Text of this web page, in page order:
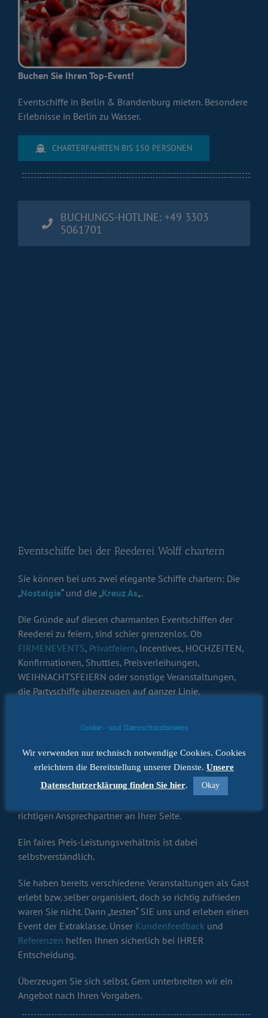
Buchen Sie Ihren Top-Event!
Eventschiffe in Berlin & Brandenburg mieten. Besondere
Erlebnisse in Berlin zu Wasser.
CHARTERFAHRTEN BIS 150 PERSONEN
BUCHUNGS-HOTLINE: +49 3303
5061701
Eventschiffe bei der Reederei Wolff chartern
Sie können bei uns zwei elegante Schiffe chartern: Die
„Nostalgie“ und die „Kreuz As„.
Die Gründe auf diesen charmanten Eventschiffen der
Reederei zu feiern, sind schier grenzenlos. Ob
FIRMENEVENTS, Privatfeiern, Incentives, HOCHZEITEN,
Konfirmationen, Shuttles, Preisverleihungen,
WEIHNACHTSFEIERN oder sonstige Veranstaltungen,
die Partyschiffe überzeugen auf ganzer Linie.
Besatzung? Daher wird unabhängig von gepflegten
Vom Erstgespräch bis zum Abschluss Ihres Events, Sie
richtigen Ansprechpartner an Ihrer Seite.
Ein faires Preis-Leistungsverhältnis ist dabei
selbstverständlich.
Sie haben bereits verschiedene Veranstaltungen als Gast
erlebt bzw. selber organisiert, doch so richtig zufrieden
waren Sie nicht. Dann „testen“ SIE uns und erleben einen
Event der Extraklasse. Unser Kundenfeedback und
Referenzen helfen Ihnen sicherlich bei IHRER
Entscheidung.
Überzeugen Sie sich selbst. Gern unterbreiten wir ein
Angebot nach Ihren Vorgaben.
Cookie- und Datenschutzhinweis
Wir verwenden nur technisch notwendige Cookies. Cookies
erleichtern die Bereitstellung unserer Dienste. Unsere
Datenschutzerklärung finden Sie hier. Okay